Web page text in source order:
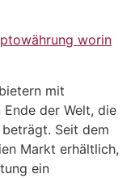
worin
mit
der Welt, die
Seit dem
Markt erhältlich,
ein